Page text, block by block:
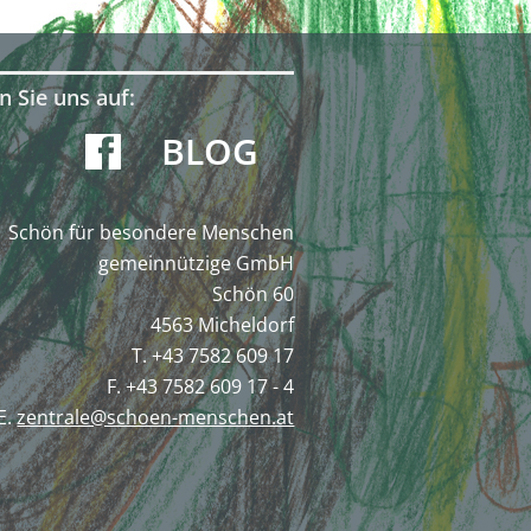
Sie uns auf:
BLOG
Schön für besondere Menschen
gemeinnützige GmbH
Schön 60
4563 Micheldorf
T. +43 7582 609 17
F. +43 7582 609 17 - 4
zentrale@schoen-menschen.at